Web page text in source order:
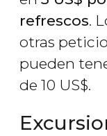
refrescos.
otras
pueden
de 10 US$.